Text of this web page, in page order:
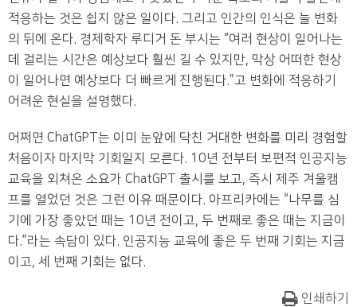
적응하는 것은 쉽지 않은 일이다. 그리고 인간의 인식은 늘 변화
의 뒤에 온다. 경제학자 루디거 돈 부시는 “여러 현상이 일어나는
데 걸리는 시간은 예상보다 훨씬 길 수 있지만, 막상 어떠한 현상
이 일어나면 예상보다 더 빠르게 진행된다.”고 변화에 적응하기
어려운 현실을 설명했다.
어쩌면 ChatGPT는 이미 눈앞에 닥친 거대한 변화를 미리 경험할
처음이자 마지막 기회일지 모른다. 10년 전부터 보편적 인공지능
교육을 외쳐온 소요가 ChatGPT 출시를 보고, 즉시 제주 겨울캠
프를 열었던 것은 그런 이유 때문이다. 아프리카에는 “나무를 심
기에 가장 좋았던 때는 10년 전이고, 두 번째로 좋은 때는 지금이
다.”라는 속담이 있다. 인공지능 교육에 좋은 두 번째 기회는 지금
이고, 세 번째 기회는 없다.
인쇄하기